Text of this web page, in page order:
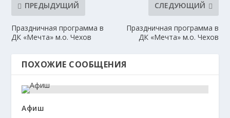
ПРЕДЫДУЩИЙ
Праздничная программа в
ДК «Мечта» м.о. Чехов
СЛЕДУЮЩИЙ
Праздничная программа в
ДК «Мечта» м.о. Чехов
ПОХОЖИЕ СООБЩЕНИЯ
Афиш